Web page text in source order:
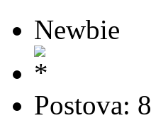
Newbie
Postova: 8